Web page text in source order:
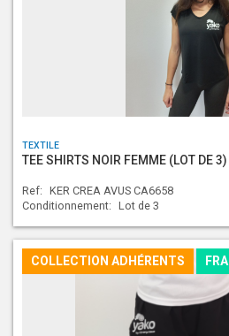
TEXTILE
TEE SHIRTS NOIR FEMME (LOT DE 3)
Ref: KER CREA AVUS CA6658
Conditionnement: Lot de 3
COLLECTION ADHÉRENTS